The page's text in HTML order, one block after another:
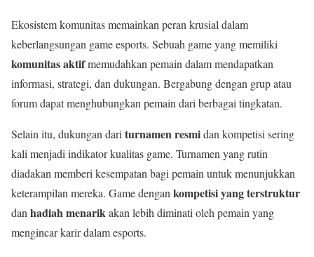
Ekosistem komunitas memainkan peran krusial dalam
keberlangsungan game esports. Sebuah game yang memiliki
komunitas aktifmemudahkan pemain dalam mendapatkan
informasi, strategi, dan dukungan. Bergabung dengan grup atau
forum dapat menghubungkan pemain dari berbagai tingkatan.
Selain itu, dukungan dari turnamen resmidan kompetisi sering
kali menjadi indikator kualitas game. Turnamen yang rutin
diadakan memberi kesempatan bagi pemain untuk menunjukkan
keterampilan mereka. Game dengan kompetisi yang terstruktur
dan hadiah menarik akan lebih diminati oleh pemain yang
mengincar karir dalam esports.